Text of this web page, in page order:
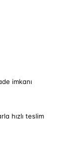
imkanı
hızlı teslim